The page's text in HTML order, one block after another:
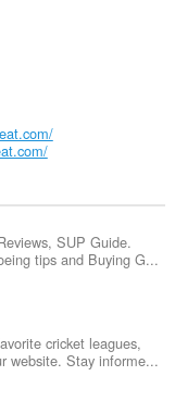
SUP Guide.
tips and Buying G...
cricket leagues,
website. Stay informe...